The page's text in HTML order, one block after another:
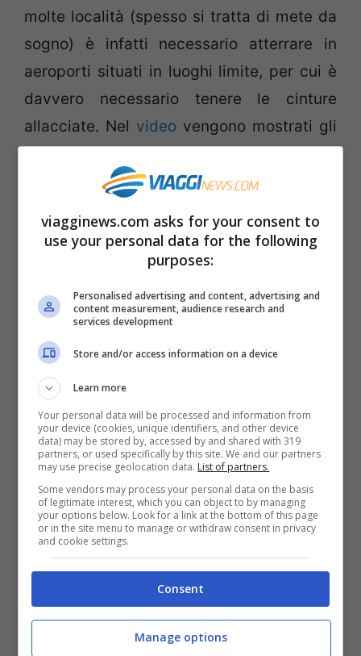
molte località (spesso si tratta di mete da
sogno) è infatti necessario atterrare in
aeroporti situati in luoghi limite, per cui è
davvero necessario tenere le cinture
allacciate. Nel video vengono mostrati gli
esempio quello di St Barts (una minuscola
bordo di una scarpata), Tegucigalpa (tra le
montagne del Messico, solo per aerei di
piccole dimensioni). Qual è il più pauroso?
Clicca qui per vedere il VIDEO degli
aereoporti più pericolosi.
Articoli recentiRicominciare da Zero:
Trasferirsi e Lavorare da
viagginews.com asks for your consent to
use your personal data for the following
purposes:
Personalised advertising and content, advertising and
content measurement, audience research and
services development
Store and/or access information on a device
Learn more
Your personal data will be processed and information from
your device (cookies, unique identifiers, and other device
data) may be stored by, accessed by and shared with 319
partners, or used specifically by this site. We and our partners
may use precise geolocation data. List of partners.
Some vendors may process your personal data on the basis
of legitimate interest, which you can object to by managing
your options below. Look for a link at the bottom of this page
or in the site menu to manage or withdraw consent in privacy
and cookie settings.
Consent
Manage options